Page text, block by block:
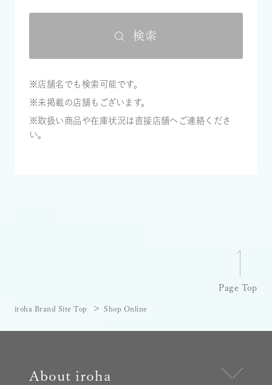
検索
※店舗名でも検索可能です。
※未掲載の店舗もございます。
※取扱い商品や在庫状況は直接店舗へご連絡くださ
い。
Page Top
iroha Brand Site Top Shop Online
About iroha